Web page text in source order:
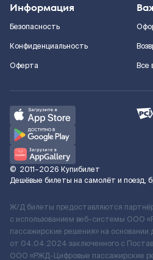
Информация
Безопасность
Конфиденциальность
Оферта
Все
© 2011–2026 Купибилет
Дешёвые билеты на самолёт и поезд,
Ж/Д билеты предоставляются
с использованием веб-системы ООО
пассажирские решения» на
от 04.04.2024 заключенного с
ООО «РЖД-Цифровые пассажирские